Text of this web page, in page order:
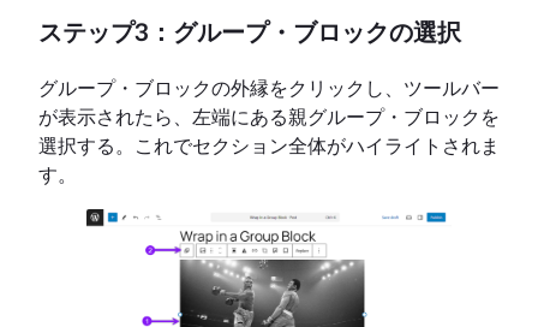
ステップ3：グループ・ブロックの選択
グループ・ブロックの外縁をクリックし、ツールバー
が表示されたら、左端にある親グループ・ブロックを
選択する。これでセクション全体がハイライトされま
す。